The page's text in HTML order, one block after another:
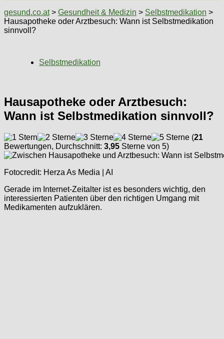
gesund.co.at> Gesundheit & Medizin > Selbstmedikation >
Hausapotheke oder Arztbesuch: Wann ist Selbstmedikation
sinnvoll?
Selbstmedikation
Hausapotheke oder Arztbesuch:
Wann ist Selbstmedikation sinnvoll?
(21
Bewertungen, Durchschnitt: 3,95 Sterne von 5)
Fotocredit: Herza As Media | AI
Gerade im Internet-Zeitalter ist es besonders wichtig, den
interessierten Patienten über den richtigen Umgang mit
Medikamenten aufzuklären.